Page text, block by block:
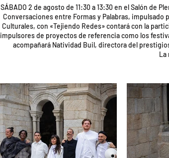
SÁBADO 2 de agosto de 11:30 a 13:30 en el Salón de
Conversaciones entre Formas y Palabras, impulsado
Culturales, con «Tejiendo Redes» contará con la
impulsores de proyectos de referencia como los
acompañará Natividad Buil, directora del
La